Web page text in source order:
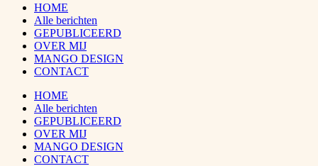
HOME
Alle berichten
GEPUBLICEERD
OVER MIJ
MANGO DESIGN
CONTACT
HOME
Alle berichten
GEPUBLICEERD
OVER MIJ
MANGO DESIGN
CONTACT